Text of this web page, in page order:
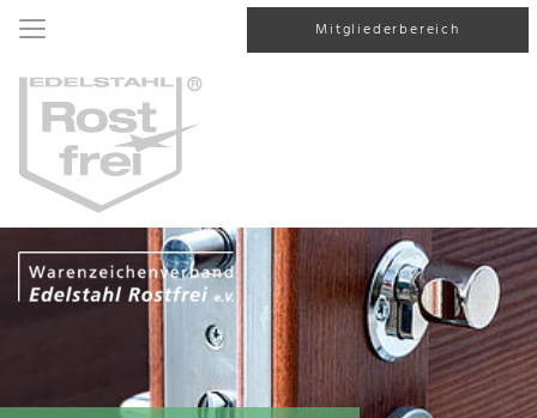
Mitgliederbereich